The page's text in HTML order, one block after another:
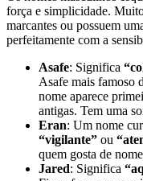
força e simplicidade.
marcantes ou possuem
perfeitamente com a
Asafe: Significa
Asafe mais famoso
nome aparece
antigas. Tem uma
Eran: Um nome
“vigilante” ou
quem gosta de
Jared: Significa